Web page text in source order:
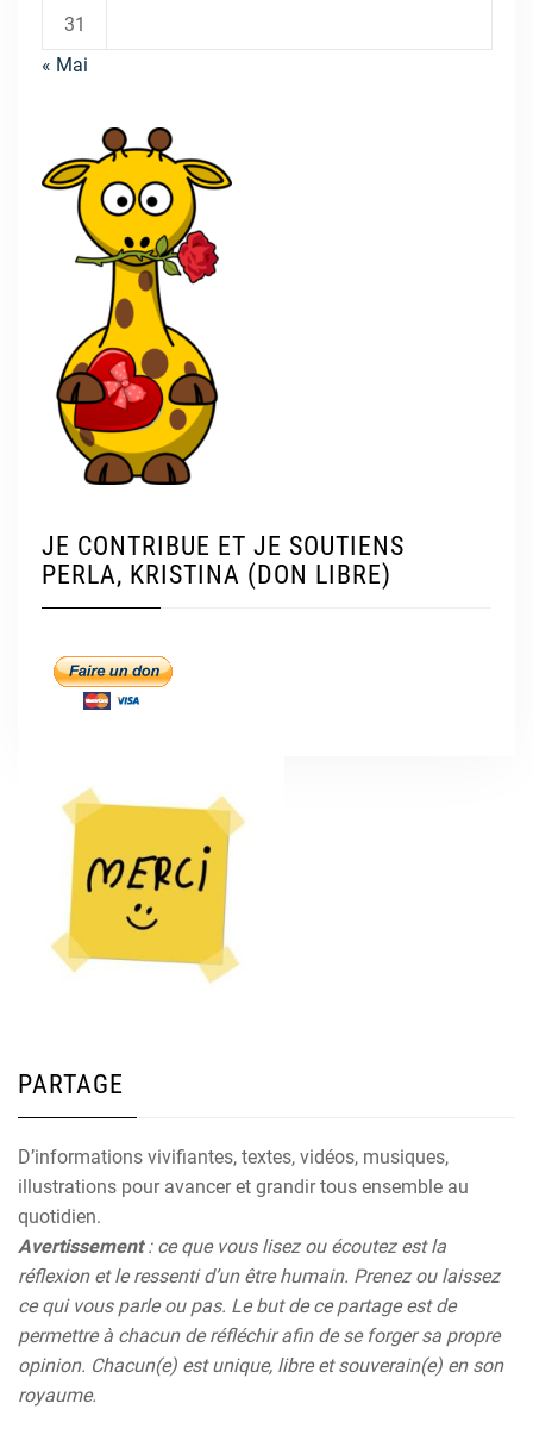
31
« Mai
JE CONTRIBUE ET JE SOUTIENS
PERLA, KRISTINA (DON LIBRE)
PARTAGE
D’informations vivifiantes, textes, vidéos, musiques,
illustrations pour avancer et grandir tous ensemble au
quotidien.
Avertissement: ce que vous lisez ou écoutez est la
réflexion et le ressenti d’un être humain. Prenez ou laissez
ce qui vous parle ou pas. Le but de ce partage est de
permettre à chacun de réfléchir afin de se forger sa propre
opinion. Chacun(e) est unique, libre et souverain(e) en son
royaume.